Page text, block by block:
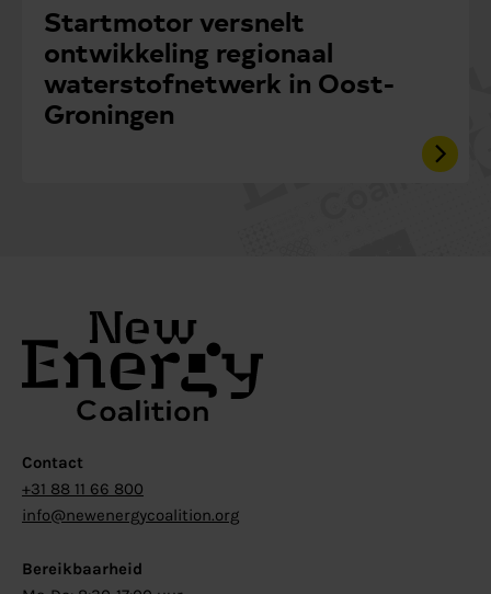
Startmotor versnelt
ontwikkeling regionaal
waterstofnetwerk in Oost-
Groningen
Contact
+31 88 11 66 800
info@newenergycoalition.org
Bereikbaarheid